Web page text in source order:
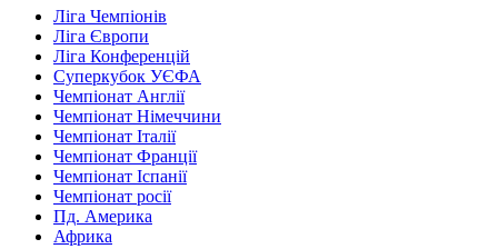
Ліга Чемпіонів
Ліга Європи
Ліга Конференцій
Суперкубок УЄФА
Чемпіонат Англії
Чемпіонат Німеччини
Чемпіонат Італії
Чемпіонат Франції
Чемпіонат Іспанії
Чемпіонат росії
Пд. Америка
Африка